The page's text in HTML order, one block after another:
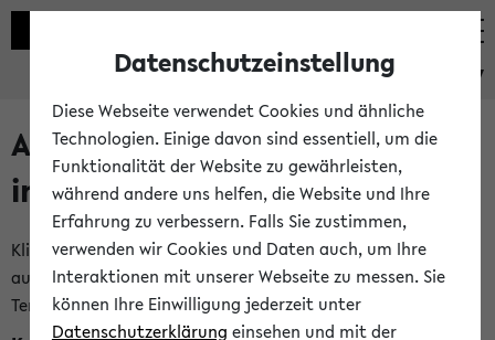
eKVV
Alle veröffentlichten Semester
im eKVV
Klicken Sie auf das Semester, welches Sie für Ihre Sitzung
auswählen möchten. Bitte beachten Sie auch die weiteren
Termine imKalender der Lehrplanung
Datenschutzeinstellung
Diese Webseite verwendet Cookies und ähnliche
Technologien. Einige davon sind essentiell, um die
Funktionalität der Website zu gewährleisten,
während andere uns helfen, die Website und Ihre
Erfahrung zu verbessern. Falls Sie zustimmen,
verwenden wir Cookies und Daten auch, um Ihre
Interaktionen mit unserer Webseite zu messen. Sie
können Ihre Einwilligung jederzeit unter
Datenschutzerklärung einsehen und mit der